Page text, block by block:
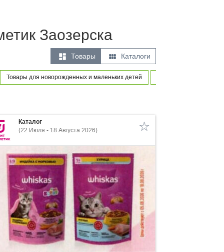
Заозерска
 Товары  Каталоги
Товары для новорожденных и маленьких детей
Каталог
(22 Июля - 18 Августа 2026)